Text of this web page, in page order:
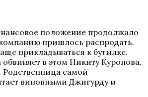
положение продолжало
пришлось распродать.
прикладываться к бутылке.
в этом Никиту Куронова,
Родственница самой
виновными Джигурду и